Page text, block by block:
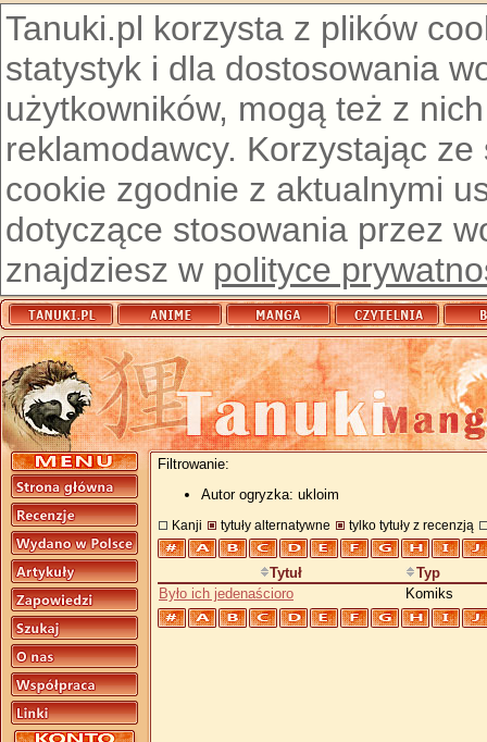
Tanuki.pl korzysta z plików
statystyk i dla dostosowania
użytkowników, mogą też z
reklamodawcy. Korzystając
cookie zgodnie z aktualnymi
dotyczące stosowania przez
znajdziesz w polityce
Filtrowanie:
Autor ogryzka: ukloim
Kanji tytuły alternatywne tylko tytuły z recenzją
Tytuł
Typ
Było ich jedenaścioro
Komiks